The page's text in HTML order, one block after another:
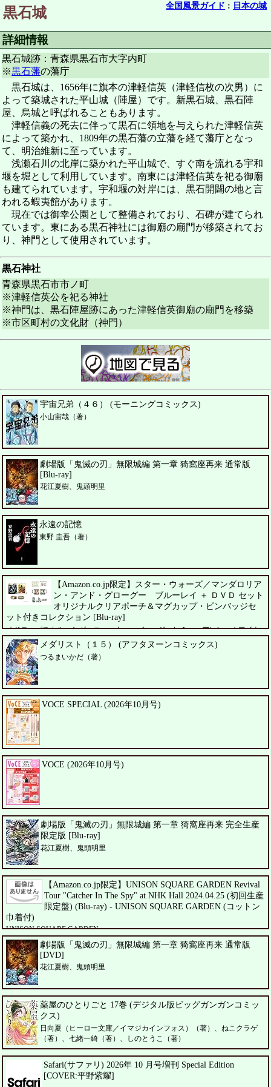
全国風景ガイド : 日本の城
黒石城
詳細情報
黒石城跡：青森県黒石市大字内町
※黒石藩の藩庁
黒石城は、1656年に旗本の津軽信英（津軽信枚の次男）に
よって築城された平山城（陣屋）です。新黒石城、黒石陣
屋、烏城と呼ばれることもあります。
津軽信義の死去に伴って黒石に領地を与えられた津軽信英
によって築かれ、1809年の黒石藩の立藩を経て藩庁となっ
て、明治維新に至っています。
浅瀬石川の北岸に築かれた平山城で、すぐ南を流れる宇和
堰を堀として利用しています。南東には津軽信英を祀る御廟
も建てられています。宇和堰の対岸には、黒石開闢の地と言
われる蝦夷館があります。
現在では御幸公園として整備されており、石碑が建てられ
ています。東にある黒石神社には御廟の廟門が移築されてお
り、神門として使用されています。
黒石神社
青森県黒石市市ノ町
※津軽信英公を祀る神社
※神門は、黒石陣屋跡にあった津軽信英御廟の廟門を移築
※市区町村の文化財（神門）
宇宙兄弟（４６） (モーニングコミックス)
小山宙哉（著）
劇場版「鬼滅の刃」無限城編 第一章 猗窩座再来 通常版
[Blu-ray]
花江夏樹、鬼頭明里
永遠の記憶
東野 圭吾（著）
【Amazon.co.jp限定】スター・ウォーズ／マンダロリア
ン・アンド・グローグー ブルーレイ ＋ ＤＶＤ セット
オリジナルクリアポーチ＆マグカップ・ピンバッジセ
ット付きコレクション [Blu-ray]
ペドロ・パスカル、シガーニー・ウィーバー、ジェレミー・アレン・ホワイト
メダリスト（１５） (アフタヌーンコミックス)
つるまいかだ（著）
VOCE SPECIAL (2026年10月号)
VOCE (2026年10月号)
劇場版「鬼滅の刃」無限城編 第一章 猗窩座再来 完全生産
限定版 [Blu-ray]
花江夏樹、鬼頭明里
【Amazon.co.jp限定】UNISON SQUARE GARDEN Revival
Tour "Catcher In The Spy" at NHK Hall 2024.04.25 (初回生産
限定盤) (Blu-ray) - UNISON SQUARE GARDEN (コットン
巾着付)
UNISON SQUARE GARDEN
劇場版「鬼滅の刃」無限城編 第一章 猗窩座再来 通常版
[DVD]
花江夏樹、鬼頭明里
薬屋のひとりごと 17巻 (デジタル版ビッグガンガンコミッ
クス)
日向夏（ヒーロー文庫／イマジカインフォス）（著）、ねこクラゲ
（著）、七緒一綺（著）、しのとうこ（著）
Safari(サファリ) 2026年 10 月号増刊 Special Edition
[COVER:平野紫耀]